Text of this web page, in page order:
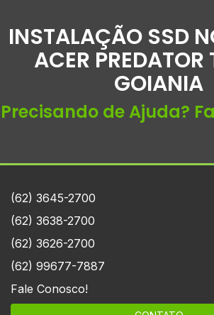
INSTALAÇÃO SSD
ACER PREDATOR
GOIANIA
Precisando de Ajuda?
(62) 3645-2700
(62) 3638-2700
(62) 3626-2700
(62) 99677-7887
Fale Conosco!